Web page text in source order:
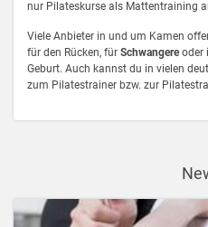
nur Pilateskurse als Mattentraining
Viele Anbieter in und um Kamen
für den Rücken, für Schwangereoder
Geburt. Auch kannst du in vielen
zum Pilatestrainer bzw. zur